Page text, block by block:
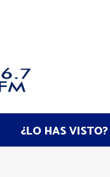
¿LO HAS VISTO?